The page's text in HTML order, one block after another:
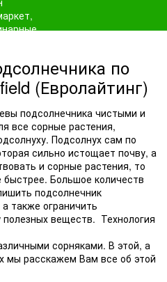
по
(Евролайтинг)
подсолнечника чистыми и
все сорные растения,
Подсолнух сам по
сильно истощает почву, а
и сорные растения, то
Большое количеств
подсолнечник
также ограничить
полезных веществ. Технология
сорняками. В этой, а
мы расскажем Вам все об этой